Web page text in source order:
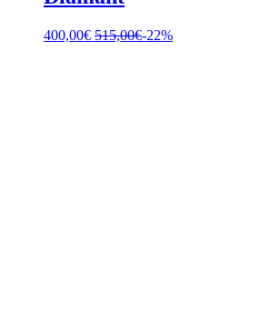
400,00€ 515,00€-22%